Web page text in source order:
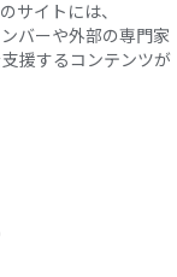
サイトには、
バーや外部の専門家
援するコンテンツが